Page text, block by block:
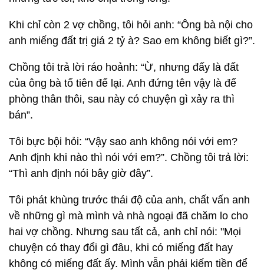
Khi chỉ còn 2 vợ chồng, tôi hỏi anh: “Ông bà nội cho
anh miếng đất trị giá 2 tỷ à? Sao em không biết gì?”.
Chồng tôi trả lời ráo hoảnh: “Ừ, nhưng đấy là đất
của ông bà tổ tiên để lại. Anh đứng tên vậy là để
phòng thân thôi, sau này có chuyện gì xảy ra thì
bán”.
Tôi bực bội hỏi: “Vậy sao anh không nói với em?
Anh định khi nào thì nói với em?”. Chồng tôi trả lời:
“Thì anh định nói bây giờ đây”.
Tôi phát khùng trước thái độ của anh, chất vấn anh
về những gì mà mình và nhà ngoại đã chăm lo cho
hai vợ chồng. Nhưng sau tất cả, anh chỉ nói: "Mọi
chuyện có thay đổi gì đâu, khi có miếng đất hay
không có miếng đất ấy. Mình vẫn phải kiếm tiền để